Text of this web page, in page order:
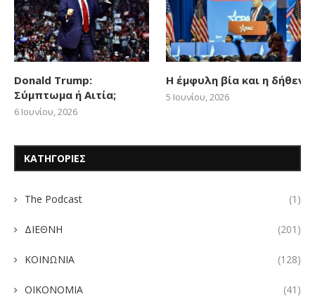
Donald Trump:
Σύμπτωμα ή Αιτία;
6 Ιουνίου, 2026
Η έμφυλη βία και η δήθεν
5 Ιουνίου, 2026
ΚΑΤΗΓΟΡΙΕΣ
The Podcast (1)
ΔΙΕΘΝΗ (201)
ΚΟΙΝΩΝΙΑ (128)
ΟΙΚΟΝΟΜΙΑ (41)